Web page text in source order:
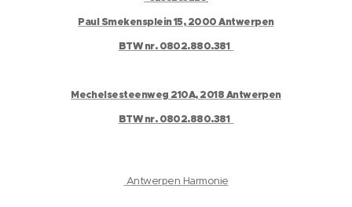
Paul Smekensplein 15, 2000 Antwerpen
BTW nr. 0802.880.381
Mechelsesteenweg 210A, 2018 Antwerpen
BTW nr. 0802.880.381
Antwerpen Harmonie